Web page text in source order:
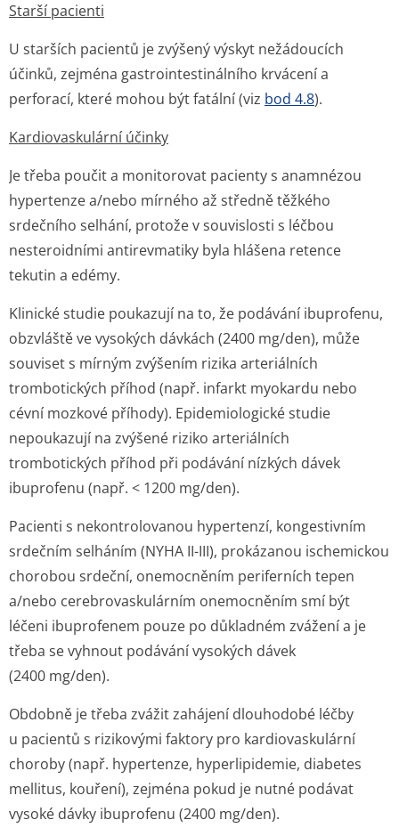
Starší pacienti
U starších pacientů je zvýšený výskyt nežádoucích
účinků, zejména gastrointesti­nálního krvácení a
perforací, které mohou být fatální (viz bod 4.8).
Kardiovaskulární účinky
Je třeba poučit a monitorovat pacienty s anamnézou
hypertenze a/nebo mírného až středně těžkého
srdečního selhání, protože v souvislosti s léčbou
nesteroidními antirevmatiky byla hlášena retence
tekutin a edémy.
Klinické studie poukazují na to, že podávání ibuprofenu,
obzvláště ve vysokých dávkách (2400 mg/den), může
souviset s mírným zvýšením rizika arteriálních
trombotických příhod (např. infarkt myokardu nebo
cévní mozkové příhody). Epidemiologické studie
nepoukazují na zvýšené riziko arteriálních
trombotických příhod při podávání nízkých dávek
ibuprofenu (např. < 1200 mg/den).
Pacienti s nekontrolovanou hypertenzí, kongestivním
srdečním selháním (NYHA II-III), prokázanou ischemickou
chorobou srdeční, onemocněním periferních tepen
a/nebo cerebrovaskulárním onemocněním smí být
léčeni ibuprofenem pouze po důkladném zvážení a je
třeba se vyhnout podávání vysokých dávek
(2400 mg/den).
Obdobně je třeba zvážit zahájení dlouhodobé léčby
u pacientů s rizikovými faktory pro kardiovaskulární
choroby (např. hypertenze, hyperlipidemie, diabetes
mellitus, kouření), zejména pokud je nutné podávat
vysoké dávky ibuprofenu (2400 mg/den).